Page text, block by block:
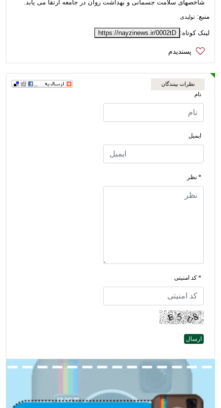
شاخصهای سلامت جسمانی و بهداشت روان در جامعه ارتقا می یابد.
منبع: تولیدی
لینک کوتاه: https://nayzinews.ir/0002tD
نظرات بینندگان
نام
ایمیل
* نظر
* کد امنیتی